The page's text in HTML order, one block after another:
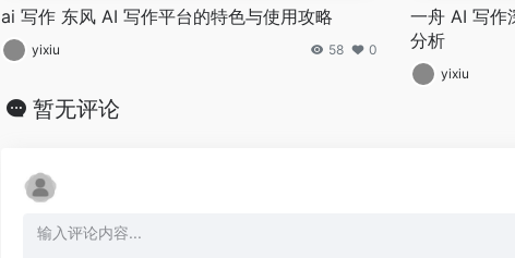
ai 写作 东风 AI 写作平台的特色与使用攻略
yixiu 58 0
一舟 AI 写作
分析
yixiu
暂无评论